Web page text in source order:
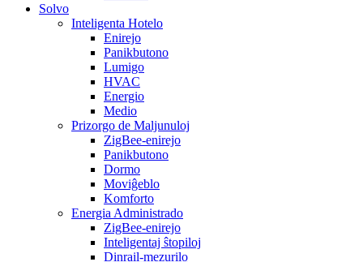
Solvo
Inteligenta Hotelo
Enirejo
Panikbutono
Lumigo
HVAC
Energio
Medio
Prizorgo de Maljunuloj
ZigBee-enirejo
Panikbutono
Dormo
Moviĝeblo
Komforto
Energia Administrado
ZigBee-enirejo
Inteligentaj ŝtopiloj
Dinrail-mezurilo